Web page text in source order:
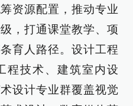
资源配置，推动专业
，打通课堂教学、项
育人路径。设计工程
程技术、建筑室内设
设计专业群覆盖视觉